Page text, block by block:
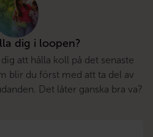
dig i loopen?
att hålla koll på det senaste
blir du först med att ta del av
Det låter ganska bra va?